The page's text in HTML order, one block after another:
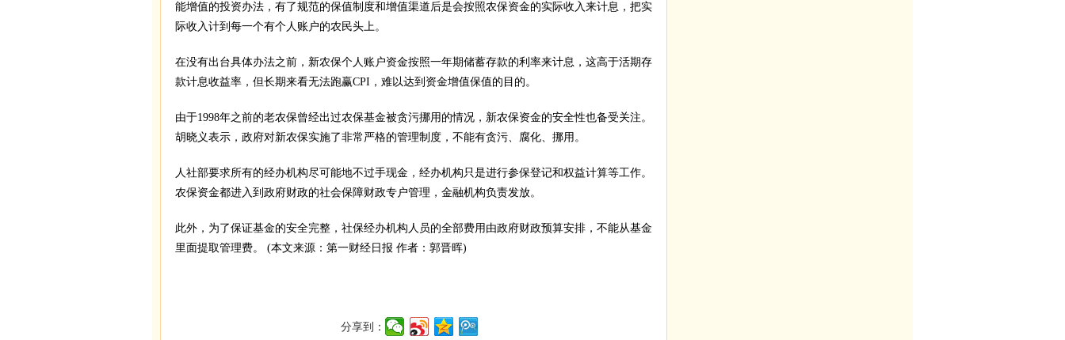
能增值的投资办法，有了规范的保值制度和增值渠道后是会按照农保资金的实际收入来计息，把实
际收入计到每一个有个人账户的农民头上。
在没有出台具体办法之前，新农保个人账户资金按照一年期储蓄存款的利率来计息，这高于活期存
款计息收益率，但长期来看无法跑赢CPI，难以达到资金增值保值的目的。
由于1998年之前的老农保曾经出过农保基金被贪污挪用的情况，新农保资金的安全性也备受关注。
胡晓义表示，政府对新农保实施了非常严格的管理制度，不能有贪污、腐化、挪用。
人社部要求所有的经办机构尽可能地不过手现金，经办机构只是进行参保登记和权益计算等工作。
农保资金都进入到政府财政的社会保障财政专户管理，金融机构负责发放。
此外，为了保证基金的安全完整，社保经办机构人员的全部费用由政府财政预算安排，不能从基金
里面提取管理费。 (本文来源：第一财经日报 作者：郭晋晖)
分享到：